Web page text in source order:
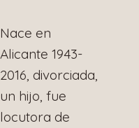
Nace en
Alicante 1943-
2016, divorciada,
un hijo, fue
locutora de